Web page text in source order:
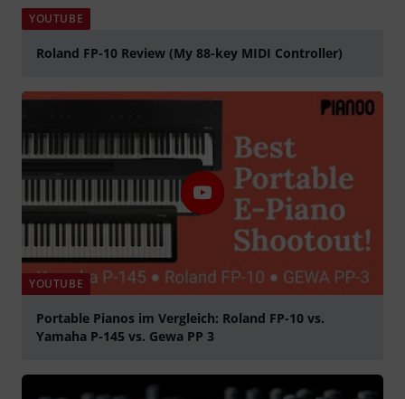
YOUTUBE
Roland FP-10 Review (My 88-key MIDI Controller)
YOUTUBE
Portable Pianos im Vergleich: Roland FP-10 vs.
Yamaha P-145 vs. Gewa PP 3